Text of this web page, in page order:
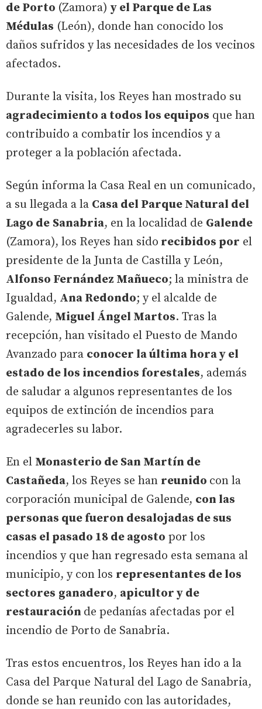
de Porto (Zamora) y el Parque de Las
Médulas (León), donde han conocido los
daños sufridos y las necesidades de los vecinos
afectados.
Durante la visita, los Reyes han mostrado su
agradecimiento a todos los equipos que han
contribuido a combatir los incendios y a
proteger a la población afectada.
Según informa la Casa Real en un comunicado,
a su llegada a la Casa del Parque Natural del
Lago de Sanabria, en la localidad de Galende
(Zamora), los Reyes han sido recibidos por el
presidente de la Junta de Castilla y León,
Alfonso Fernández Mañueco; la ministra de
Igualdad, Ana Redondo; y el alcalde de
Galende, Miguel Ángel Martos. Tras la
recepción, han visitado el Puesto de Mando
Avanzado para conocer la última hora y el
estado de los incendios forestales, además
de saludar a algunos representantes de los
equipos de extinción de incendios para
agradecerles su labor.
En el Monasterio de San Martín de
Castañeda, los Reyes se han reunido con la
corporación municipal de Galende, con las
personas que fueron desalojadas de sus
casas el pasado 18 de agosto por los
incendios y que han regresado esta semana al
municipio, y con los representantes de los
sectores ganadero, apicultor y de
restauración de pedanías afectadas por el
incendio de Porto de Sanabria.
Tras estos encuentros, los Reyes han ido a la
Casa del Parque Natural del Lago de Sanabria,
donde se han reunido con las autoridades,